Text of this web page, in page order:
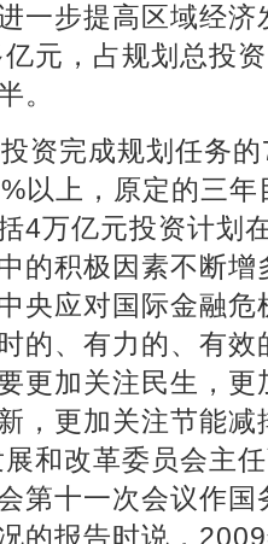
一步提高区域经
元，占规划总投
。
资完成规划任务
以上，原定的三
4万亿元投资计划
的积极因素不断
央应对国际金融
的、有力的、有
更加关注民生，更
，更加关注节能
和改革委员会主
第十一次会议作
的报告时说，